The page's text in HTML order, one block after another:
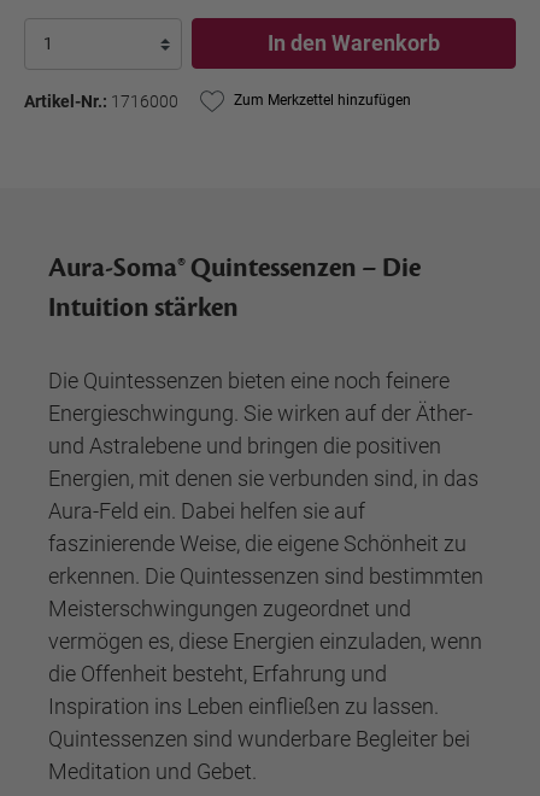
In den Warenkorb
Artikel-Nr.: 1716000 Zum Merkzettel hinzufügen
Aura-Soma® Quintessenzen – Die
Intuition stärken
Die Quintessenzen bieten eine noch feinere
Energieschwingung. Sie wirken auf der Äther-
und Astralebene und bringen die positiven
Energien, mit denen sie verbunden sind, in das
Aura-Feld ein. Dabei helfen sie auf
faszinierende Weise, die eigene Schönheit zu
erkennen. Die Quintessenzen sind bestimmten
Meisterschwingungen zugeordnet und
vermögen es, diese Energien einzuladen, wenn
die Offenheit besteht, Erfahrung und
Inspiration ins Leben einfließen zu lassen.
Quintessenzen sind wunderbare Begleiter bei
Meditation und Gebet.